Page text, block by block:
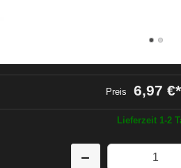
Preis 6,97 €*
Lieferzeit 1-2